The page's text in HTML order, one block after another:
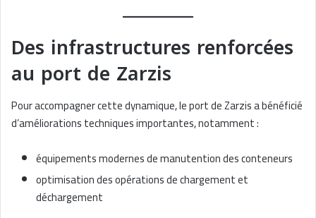
Des infrastructures renforcées
au port de Zarzis
Pour accompagner cette dynamique, le port de Zarzis a bénéficié
d’améliorations techniques importantes, notamment :
équipements modernes de manutention des conteneurs
optimisation des opérations de chargement et
déchargement